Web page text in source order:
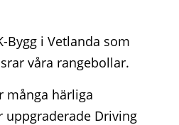
Bygg i Vetlanda som
våra rangebollar.
många härliga
uppgraderade Driving